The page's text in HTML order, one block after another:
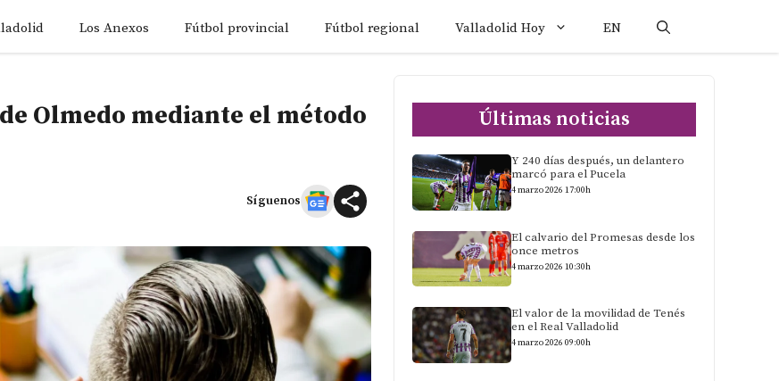
Los Anexos Fútbol provincial Fútbol regional Valladolid Hoy EN
Olmedo mediante el método
Síguenos
Últimas noticias
Y 240 días después, un delantero
marcó para el Pucela
4 marzo 2026 17:00h
El calvario del Promesas desde los
once metros
4 marzo 2026 10:30h
El valor de la movilidad de Tenés
en el Real Valladolid
4 marzo 2026 09:00h